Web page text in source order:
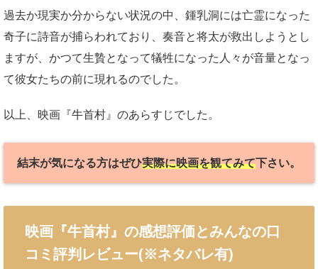
過去か現実か分からない状況の中、鍾乳洞には亡霊になった
奇子に詩音が捕らわれており、奏音と将太が救出しようとし
ますが、かつて生贄となって犠牲になった人々が音量となっ
て彼女たちの前に現れるのでした。
以上、映画『牛首村』のあらすじでした。
結末が気になる方はぜひ実際に映画を観てみて下さい。
映画『牛首村』の感想評価とみんなの口
コミ評判レビュー(※ネタバレ有)